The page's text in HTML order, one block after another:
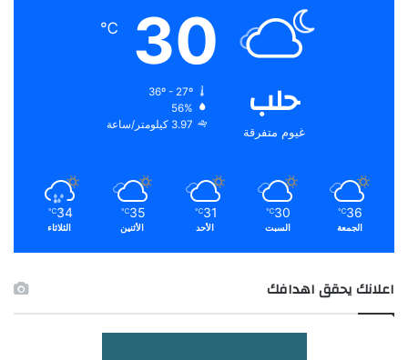
حلب
غيوم متفرقة
30
℃
36º - 27º
56%
3.97 كيلومتر/ساعة
36
℃
الجمعة
30
℃
السبت
31
℃
الأحد
35
℃
الأثنين
34
℃
الثلاثاء
اعلانك يحقق اهدافك